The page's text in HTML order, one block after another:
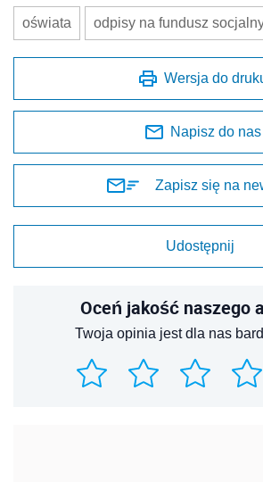
oświata odpisy na fundusz
Wersja do
Napisz do nas
Zapisz się na
Udostępnij
Oceń jakość naszego
Twoja opinia jest dla nas